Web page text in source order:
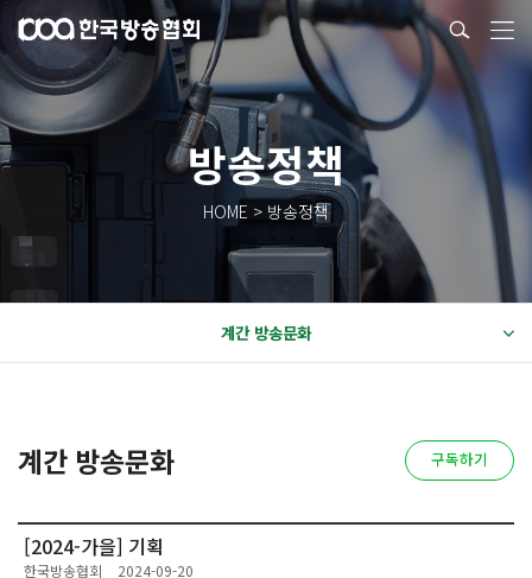
방송정책
HOME > 방송정책
계간 방송문화
계간 방송문화 구독하기
[2024-가을] 기획
한국방송협회 2024-09-20